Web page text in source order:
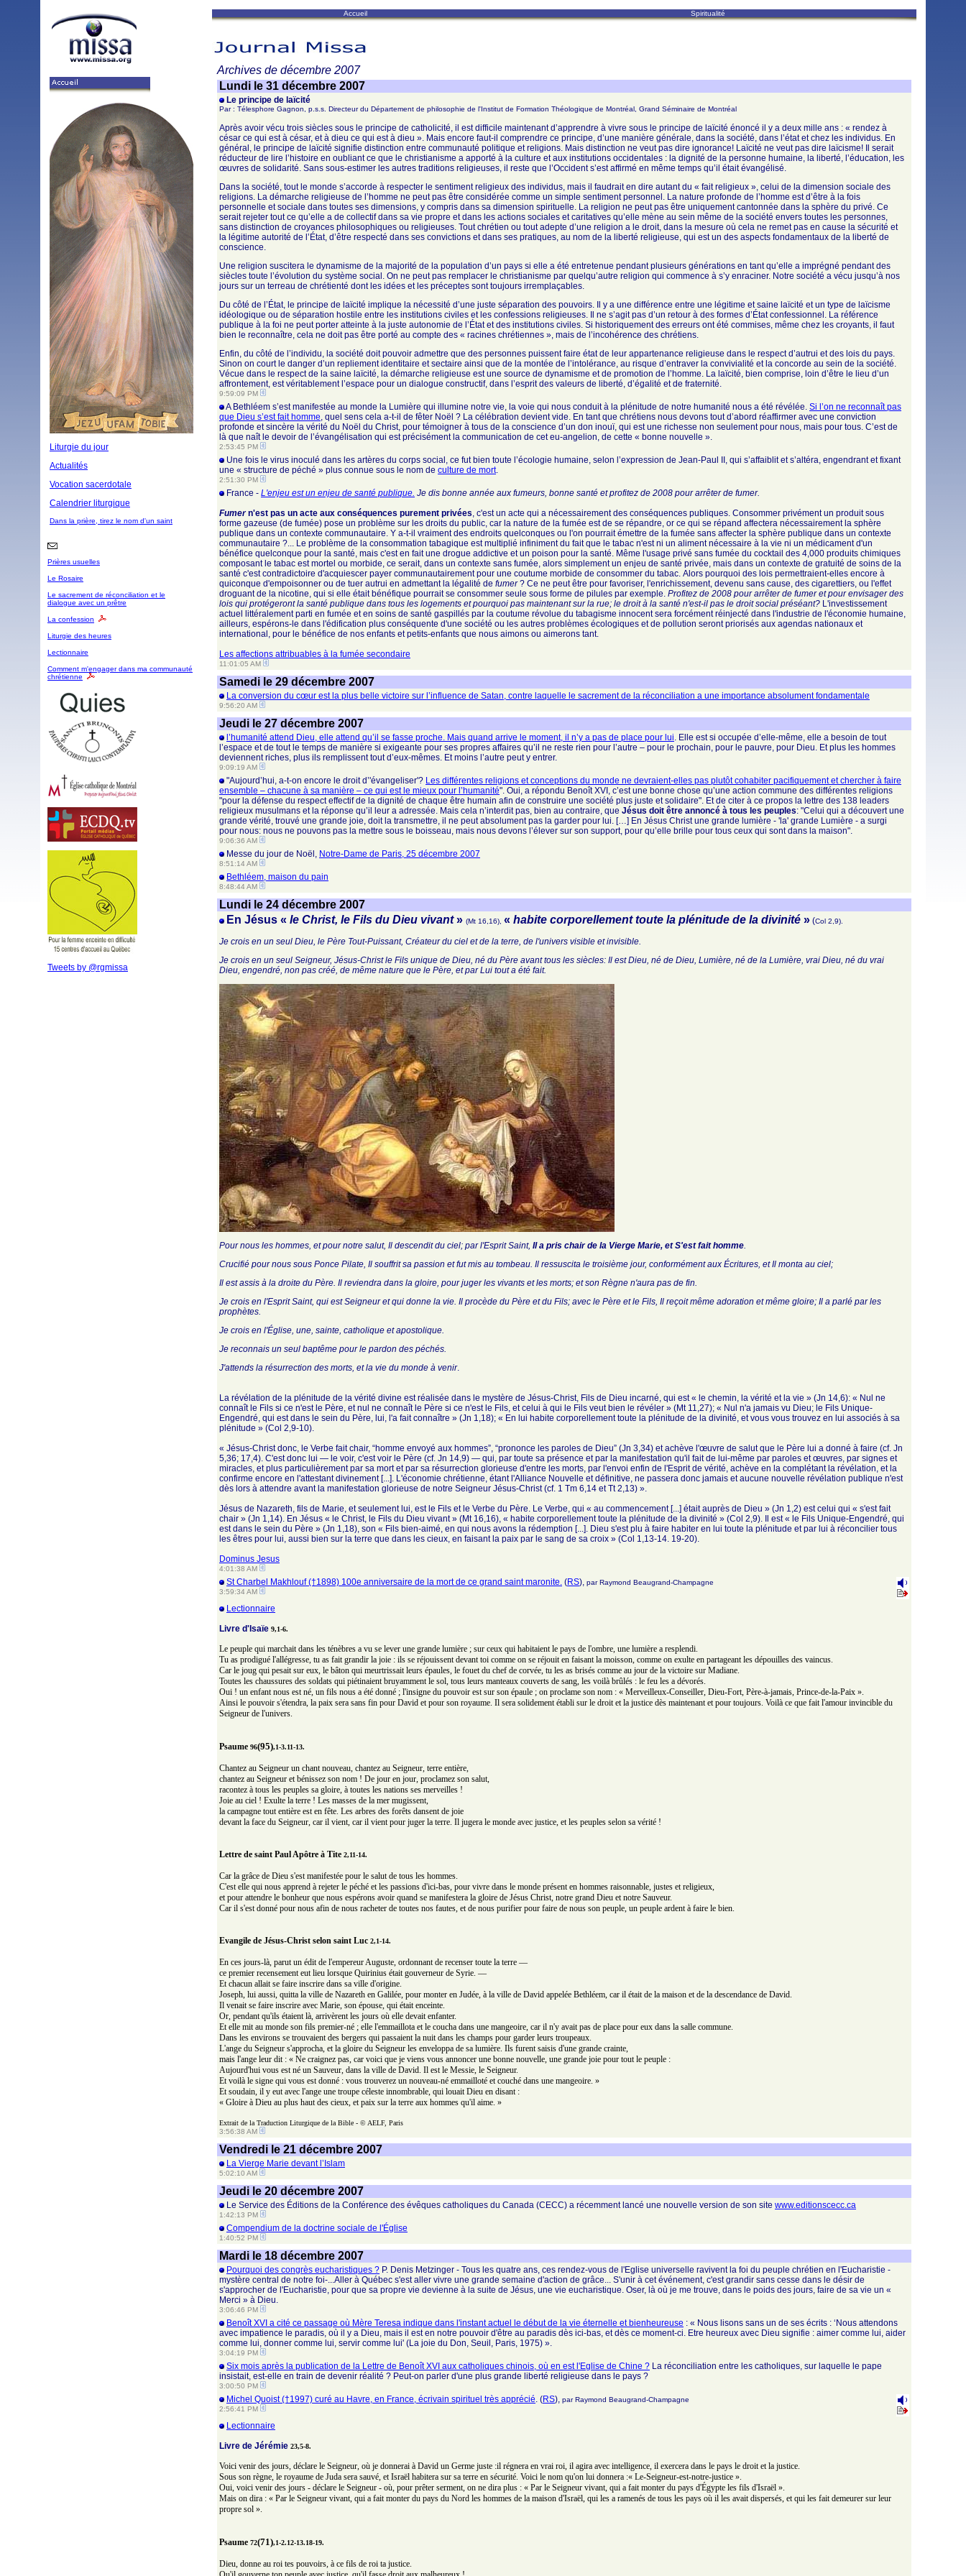
Liturgie du jour
Actualités
Vocation sacerdotale
Calendrier liturgique
Dans la prière, tirez le nom d'un saint
Prières usuelles
Le Rosaire
Le sacrement de réconciliation et le
dialogue avec un prêtre
La confession
Liturgie des heures
Lectionnaire
Comment m'engager dans ma communauté
chrétienne
Tweets by @rgmissa
Accueil Spiritualité
Archives de décembre 2007
Lundi le 31 décembre 2007
Le principe de laïcité
Par : Télesphore Gagnon, p.s.s. Directeur du Département de philosophie de l'Institut de Formation Théologique de Montréal, Grand Séminaire de Montréal
Après avoir vécu trois siècles sous le principe de catholicité, il est difficile maintenant d’apprendre à vivre sous le principe de laïcité énoncé il y a deux mille ans : « rendez à
césar ce qui est à césar, et à dieu ce qui est à dieu ». Mais encore faut-il comprendre ce principe, d’une manière générale, dans la société, dans l’état et chez les individus. En
général, le principe de laïcité signifie distinction entre communauté politique et religions. Mais distinction ne veut pas dire ignorance! Laïcité ne veut pas dire laïcisme! Il serait
réducteur de lire l’histoire en oubliant ce que le christianisme a apporté à la culture et aux institutions occidentales : la dignité de la personne humaine, la liberté, l’éducation, les
œuvres de solidarité. Sans sous-estimer les autres traditions religieuses, il reste que l’Occident s’est affirmé en même temps qu’il était évangélisé.
Dans la société, tout le monde s’accorde à respecter le sentiment religieux des individus, mais il faudrait en dire autant du « fait religieux », celui de la dimension sociale des
religions. La démarche religieuse de l’homme ne peut pas être considérée comme un simple sentiment personnel. La nature profonde de l’homme est d’être à la fois
personnelle et sociale dans toutes ses dimensions, y compris dans sa dimension spirituelle. La religion ne peut pas être uniquement cantonnée dans la sphère du privé. Ce
serait rejeter tout ce qu’elle a de collectif dans sa vie propre et dans les actions sociales et caritatives qu’elle mène au sein même de la société envers toutes les personnes,
sans distinction de croyances philosophiques ou religieuses. Tout chrétien ou tout adepte d’une religion a le droit, dans la mesure où cela ne remet pas en cause la sécurité et
la légitime autorité de l’État, d’être respecté dans ses convictions et dans ses pratiques, au nom de la liberté religieuse, qui est un des aspects fondamentaux de la liberté de
conscience.
Une religion suscitera le dynamisme de la majorité de la population d’un pays si elle a été entretenue pendant plusieurs générations en tant qu’elle a imprégné pendant des
siècles toute l’évolution du système social. On ne peut pas remplacer le christianisme par quelqu’autre religion qui commence à s’y enraciner. Notre société a vécu jusqu’à nos
jours sur un terreau de chrétienté dont les idées et les préceptes sont toujours irremplaçables.
Du côté de l’État, le principe de laïcité implique la nécessité d’une juste séparation des pouvoirs. Il y a une différence entre une légitime et saine laïcité et un type de laïcisme
idéologique ou de séparation hostile entre les institutions civiles et les confessions religieuses. Il ne s’agit pas d’un retour à des formes d’État confessionnel. La référence
publique à la foi ne peut porter atteinte à la juste autonomie de l’État et des institutions civiles. Si historiquement des erreurs ont été commises, même chez les croyants, il faut
bien le reconnaître, cela ne doit pas être porté au compte des « racines chrétiennes », mais de l’incohérence des chrétiens.
Enfin, du côté de l’individu, la société doit pouvoir admettre que des personnes puissent faire état de leur appartenance religieuse dans le respect d’autrui et des lois du pays.
Sinon on court le danger d’un repliement identitaire et sectaire ainsi que de la montée de l’intolérance, au risque d’entraver la convivialité et la concorde au sein de la société.
Vécue dans le respect de la saine laïcité, la démarche religieuse est une source de dynamisme et de promotion de l’homme. La laïcité, bien comprise, loin d’être le lieu d’un
affrontement, est véritablement l’espace pour un dialogue constructif, dans l’esprit des valeurs de liberté, d’égalité et de fraternité.
9:59:09 PM
A Bethléem s’est manifestée au monde la Lumière qui illumine notre vie, la voie qui nous conduit à la plénitude de notre humanité nous a été révélée. Si l’on ne reconnaît pas
que Dieu s’est fait homme, quel sens cela a-t-il de fêter Noël ? La célébration devient vide. En tant que chrétiens nous devons tout d’abord réaffirmer avec une conviction
profonde et sincère la vérité du Noël du Christ, pour témoigner à tous de la conscience d’un don inouï, qui est une richesse non seulement pour nous, mais pour tous. C’est de
là que naît le devoir de l’évangélisation qui est précisément la communication de cet eu-angelion, de cette « bonne nouvelle ».
2:53:45 PM
Une fois le virus inoculé dans les artères du corps social, ce fut bien toute l’écologie humaine, selon l’expression de Jean-Paul II, qui s’affaiblit et s’altéra, engendrant et fixant
une « structure de péché » plus connue sous le nom de culture de mort.
2:51:30 PM
France - L'enjeu est un enjeu de santé publique. Je dis bonne année aux fumeurs, bonne santé et profitez de 2008 pour arrêter de fumer.
Fumern'est pas un acte aux conséquences purement privées, c'est un acte qui a nécessairement des conséquences publiques. Consommer privément un produit sous
forme gazeuse (de fumée) pose un problème sur les droits du public, car la nature de la fumée est de se répandre, or ce qui se répand affectera nécessairement la sphère
publique dans un contexte communautaire. Y a-t-il vraiment des endroits quelconques ou l'on pourrait émettre de la fumée sans affecter la sphère publique dans un contexte
communautaire ?... Le problème de la consommation tabagique est multiplié infiniment du fait que le tabac n'est ni un aliment nécessaire à la vie ni un médicament d'un
bénéfice quelconque pour la santé, mais c'est en fait une drogue addictive et un poison pour la santé. Même l'usage privé sans fumée du cocktail des 4,000 produits chimiques
composant le tabac est mortel ou morbide, ce serait, dans un contexte sans fumée, alors simplement un enjeu de santé privée, mais dans un contexte de gratuité de soins de la
santé c'est contradictoire d'acquiescer payer communautairement pour une coutume morbide de consommer du tabac. Alors pourquoi des lois permettraient-elles encore à
quiconque d'empoisonner ou de tuer autrui en admettant la légalité de fumer? Ce ne peut être pour favoriser, l'enrichissement, devenu sans cause, des cigarettiers, ou l'effet
droguant de la nicotine, qui si elle était bénéfique pourrait se consommer seule sous forme de pilules par exemple. Profitez de 2008 pour arrêter de fumer et pour envisager des
lois qui protégeront la santé publique dans tous les logements et pourquoi pas maintenant sur la rue; le droit à la santé n'est-il pas le droit social préséant? L'investissement
actuel littéralement parti en fumée et en soins de santé gaspillés par la coutume révolue du tabagisme innocent sera forcément réinjecté dans l'industrie de l'économie humaine,
ailleurs, espérons-le dans l'édification plus conséquente d'une société ou les autres problèmes écologiques et de pollution seront priorisés aux agendas nationaux et
international, pour le bénéfice de nos enfants et petits-enfants que nous aimons ou aimerons tant.
Les affections attribuables à la fumée secondaire
11:01:05 AM
Samedi le 29 décembre 2007
La conversion du cœur est la plus belle victoire sur l’influence de Satan, contre laquelle le sacrement de la réconciliation a une importance absolument fondamentale
9:56:20 AM
Jeudi le 27 décembre 2007
l’humanité attend Dieu, elle attend qu’il se fasse proche. Mais quand arrive le moment, il n’y a pas de place pour lui. Elle est si occupée d’elle-même, elle a besoin de tout
l’espace et de tout le temps de manière si exigeante pour ses propres affaires qu’il ne reste rien pour l’autre – pour le prochain, pour le pauvre, pour Dieu. Et plus les hommes
deviennent riches, plus ils remplissent tout d’eux-mêmes. Et moins l’autre peut y entrer.
9:09:19 AM
"Aujourd’hui, a-t-on encore le droit d’'évangeliser'? Les différentes religions et conceptions du monde ne devraient-elles pas plutôt cohabiter pacifiquement et chercher à faire
ensemble – chacune à sa manière – ce qui est le mieux pour l’humanité". Oui, a répondu Benoît XVI, c’est une bonne chose qu’une action commune des différentes religions
"pour la défense du respect effectif de la dignité de chaque être humain afin de construire une société plus juste et solidaire". Et de citer à ce propos la lettre des 138 leaders
religieux musulmans et la réponse qu’il leur a adressée. Mais cela n’interdit pas, bien au contraire, que Jésus doit être annoncé à tous les peuples: "Celui qui a découvert une
grande vérité, trouvé une grande joie, doit la transmettre, il ne peut absolument pas la garder pour lui. […] En Jésus Christ une grande lumière - 'la' grande Lumière - a surgi
pour nous: nous ne pouvons pas la mettre sous le boisseau, mais nous devons l’élever sur son support, pour qu’elle brille pour tous ceux qui sont dans la maison".
9:06:36 AM
Messe du jour de Noël, Notre-Dame de Paris, 25 décembre 2007
8:51:14 AM
Bethléem, maison du pain
8:48:44 AM
Lundi le 24 décembre 2007
En Jésus « le Christ, le Fils du Dieu vivant» (Mt 16,16), « habite corporellement toute la plénitude de la divinité » (Col 2,9).
Je crois en un seul Dieu, le Père Tout-Puissant, Créateur du ciel et de la terre, de l'univers visible et invisible.
Je crois en un seul Seigneur, Jésus-Christ le Fils unique de Dieu, né du Père avant tous les siècles: Il est Dieu, né de Dieu, Lumière, né de la Lumière, vrai Dieu, né du vrai
Dieu, engendré, non pas créé, de même nature que le Père, et par Lui tout a été fait.
Pour nous les hommes, et pour notre salut, Il descendit du ciel; par l'Esprit Saint, Il a pris chair de la Vierge Marie, et S'est fait homme.
Crucifié pour nous sous Ponce Pilate, Il souffrit sa passion et fut mis au tombeau. Il ressuscita le troisième jour, conformément aux Écritures, et Il monta au ciel;
Il est assis à la droite du Père. Il reviendra dans la gloire, pour juger les vivants et les morts; et son Règne n'aura pas de fin.
Je crois en l'Esprit Saint, qui est Seigneur et qui donne la vie. Il procède du Père et du Fils; avec le Père et le Fils, Il reçoit même adoration et même gloire; Il a parlé par les
prophètes.
Je crois en l'Église, une, sainte, catholique et apostolique.
Je reconnais un seul baptême pour le pardon des péchés.
J'attends la résurrection des morts, et la vie du monde à venir.
La révélation de la plénitude de la vérité divine est réalisée dans le mystère de Jésus-Christ, Fils de Dieu incarné, qui est « le chemin, la vérité et la vie » (Jn 14,6): « Nul ne
connaît le Fils si ce n'est le Père, et nul ne connaît le Père si ce n'est le Fils, et celui à qui le Fils veut bien le révéler » (Mt 11,27); « Nul n'a jamais vu Dieu; le Fils Unique-
Engendré, qui est dans le sein du Père, lui, l'a fait connaître » (Jn 1,18); « En lui habite corporellement toute la plénitude de la divinité, et vous vous trouvez en lui associés à sa
plénitude » (Col 2,9-10).
« Jésus-Christ donc, le Verbe fait chair, “homme envoyé aux hommes”, “prononce les paroles de Dieu” (Jn 3,34) et achève l'œuvre de salut que le Père lui a donné à faire (cf. Jn
5,36; 17,4). C'est donc lui — le voir, c'est voir le Père (cf. Jn 14,9) — qui, par toute sa présence et par la manifestation qu'il fait de lui-même par paroles et œuvres, par signes et
miracles, et plus particulièrement par sa mort et par sa résurrection glorieuse d'entre les morts, par l'envoi enfin de l'Esprit de vérité, achève en la complétant la révélation, et la
confirme encore en l'attestant divinement [...]. L'économie chrétienne, étant l'Alliance Nouvelle et définitive, ne passera donc jamais et aucune nouvelle révélation publique n'est
dès lors à attendre avant la manifestation glorieuse de notre Seigneur Jésus-Christ (cf. 1 Tm 6,14 et Tt 2,13) ».
Jésus de Nazareth, fils de Marie, et seulement lui, est le Fils et le Verbe du Père. Le Verbe, qui « au commencement [...] était auprès de Dieu » (Jn 1,2) est celui qui « s'est fait
chair » (Jn 1,14). En Jésus « le Christ, le Fils du Dieu vivant » (Mt 16,16), « habite corporellement toute la plénitude de la divinité » (Col 2,9). Il est « le Fils Unique-Engendré, qui
est dans le sein du Père » (Jn 1,18), son « Fils bien-aimé, en qui nous avons la rédemption [...]. Dieu s'est plu à faire habiter en lui toute la plénitude et par lui à réconcilier tous
les êtres pour lui, aussi bien sur la terre que dans les cieux, en faisant la paix par le sang de sa croix » (Col 1,13-14. 19-20).
Dominus Jesus
4:01:38 AM
St Charbel Makhlouf (†1898) 100e anniversaire de la mort de ce grand saint maronite. (RS), par Raymond Beaugrand-Champagne
3:59:34 AM
Lectionnaire
Livre d'Isaïe 9,1-6.
Le peuple qui marchait dans les ténèbres a vu se lever une grande lumière ; sur ceux qui habitaient le pays de l'ombre, une lumière a resplendi.
Tu as prodigué l'allégresse, tu as fait grandir la joie : ils se réjouissent devant toi comme on se réjouit en faisant la moisson, comme on exulte en partageant les dépouilles des vaincus.
Car le joug qui pesait sur eux, le bâton qui meurtrissait leurs épaules, le fouet du chef de corvée, tu les as brisés comme au jour de la victoire sur Madiane.
Toutes les chaussures des soldats qui piétinaient bruyamment le sol, tous leurs manteaux couverts de sang, les voilà brûlés : le feu les a dévorés.
Oui ! un enfant nous est né, un fils nous a été donné ; l'insigne du pouvoir est sur son épaule ; on proclame son nom : « Merveilleux-Conseiller, Dieu-Fort, Père-à-jamais, Prince-de-la-Paix ».
Ainsi le pouvoir s'étendra, la paix sera sans fin pour David et pour son royaume. Il sera solidement établi sur le droit et la justice dès maintenant et pour toujours. Voilà ce que fait l'amour invincible du
Seigneur de l'univers.
Psaume 96(95),1-3.11-13.
Chantez au Seigneur un chant nouveau, chantez au Seigneur, terre entière,
chantez au Seigneur et bénissez son nom ! De jour en jour, proclamez son salut,
racontez à tous les peuples sa gloire, à toutes les nations ses merveilles !
Joie au ciel ! Exulte la terre ! Les masses de la mer mugissent,
la campagne tout entière est en fête. Les arbres des forêts dansent de joie
devant la face du Seigneur, car il vient, car il vient pour juger la terre. Il jugera le monde avec justice, et les peuples selon sa vérité !
Lettre de saint Paul Apôtre à Tite 2,11-14.
Car la grâce de Dieu s'est manifestée pour le salut de tous les hommes.
C'est elle qui nous apprend à rejeter le péché et les passions d'ici-bas, pour vivre dans le monde présent en hommes raisonnable, justes et religieux,
et pour attendre le bonheur que nous espérons avoir quand se manifestera la gloire de Jésus Christ, notre grand Dieu et notre Sauveur.
Car il s'est donné pour nous afin de nous racheter de toutes nos fautes, et de nous purifier pour faire de nous son peuple, un peuple ardent à faire le bien.
Evangile de Jésus-Christ selon saint Luc 2,1-14.
En ces jours-là, parut un édit de l'empereur Auguste, ordonnant de recenser toute la terre —
ce premier recensement eut lieu lorsque Quirinius était gouverneur de Syrie. —
Et chacun allait se faire inscrire dans sa ville d'origine.
Joseph, lui aussi, quitta la ville de Nazareth en Galilée, pour monter en Judée, à la ville de David appelée Bethléem, car il était de la maison et de la descendance de David.
Il venait se faire inscrire avec Marie, son épouse, qui était enceinte.
Or, pendant qu'ils étaient là, arrivèrent les jours où elle devait enfanter.
Et elle mit au monde son fils premier-né ; elle l'emmaillota et le coucha dans une mangeoire, car il n'y avait pas de place pour eux dans la salle commune.
Dans les environs se trouvaient des bergers qui passaient la nuit dans les champs pour garder leurs troupeaux.
L'ange du Seigneur s'approcha, et la gloire du Seigneur les enveloppa de sa lumière. Ils furent saisis d'une grande crainte,
mais l'ange leur dit : « Ne craignez pas, car voici que je viens vous annoncer une bonne nouvelle, une grande joie pour tout le peuple :
Aujourd'hui vous est né un Sauveur, dans la ville de David. Il est le Messie, le Seigneur.
Et voilà le signe qui vous est donné : vous trouverez un nouveau-né emmailloté et couché dans une mangeoire. »
Et soudain, il y eut avec l'ange une troupe céleste innombrable, qui louait Dieu en disant :
« Gloire à Dieu au plus haut des cieux, et paix sur la terre aux hommes qu'il aime. »
Extrait de la Traduction Liturgique de la Bible - © AELF, Paris
3:56:38 AM
Vendredi le 21 décembre 2007
La Vierge Marie devant l’Islam
5:02:10 AM
Jeudi le 20 décembre 2007
Le Service des Éditions de la Conférence des évêques catholiques du Canada (CECC) a récemment lancé une nouvelle version de son site www.editionscecc.ca
1:42:13 PM
Compendium de la doctrine sociale de l'Église
1:40:52 PM
Mardi le 18 décembre 2007
Pourquoi des congrès eucharistiques ? P. Denis Metzinger - Tous les quatre ans, ces rendez-vous de l'Eglise universelle ravivent la foi du peuple chrétien en l'Eucharistie -
mystère central de notre foi-...Aller à Québec s'est aller vivre une grande semaine d'action de grâce... S'unir à cet événement, c'est grandir sans cesse dans le désir de
s'approcher de l'Eucharistie, pour que sa propre vie devienne à la suite de Jésus, une vie eucharistique. Oser, là où je me trouve, dans le poids des jours, faire de sa vie un «
Merci » à Dieu.
3:06:46 PM
Benoît XVI a cité ce passage où Mère Teresa indique dans l'instant actuel le début de la vie éternelle et bienheureuse : « Nous lisons sans un de ses écrits : ‘Nous attendons
avec impatience le paradis, où il y a Dieu, mais il est en notre pouvoir d'être au paradis dès ici-bas, et dès ce moment-ci. Etre heureux avec Dieu signifie : aimer comme lui, aider
comme lui, donner comme lui, servir comme lui' (La joie du Don, Seuil, Paris, 1975) ».
3:04:19 PM
Six mois après la publication de la Lettre de Benoît XVI aux catholiques chinois, où en est l'Eglise de Chine ? La réconciliation entre les catholiques, sur laquelle le pape
insistait, est-elle en train de devenir réalité ? Peut-on parler d'une plus grande liberté religieuse dans le pays ?
3:00:50 PM
Michel Quoist (†1997) curé au Havre, en France, écrivain spirituel très apprécié. (RS), par Raymond Beaugrand-Champagne
2:56:41 PM
Lectionnaire
Livre de Jérémie 23,5-8.
Voici venir des jours, déclare le Seigneur, où je donnerai à David un Germe juste :il régnera en vrai roi, il agira avec intelligence, il exercera dans le pays le droit et la justice.
Sous son règne, le royaume de Juda sera sauvé, et Israël habitera sur sa terre en sécurité. Voici le nom qu'on lui donnera :« Le-Seigneur-est-notre-justice ».
Oui, voici venir des jours - déclare le Seigneur - où, pour prêter serment, on ne dira plus : « Par le Seigneur vivant, qui a fait monter du pays d'Égypte les fils d'Israël ».
Mais on dira : « Par le Seigneur vivant, qui a fait monter du pays du Nord les hommes de la maison d'Israël, qui les a ramenés de tous les pays où il les avait dispersés, et qui les fait demeurer sur leur
propre sol ».
Psaume 72(71),1-2.12-13.18-19.
Dieu, donne au roi tes pouvoirs, à ce fils de roi ta justice.